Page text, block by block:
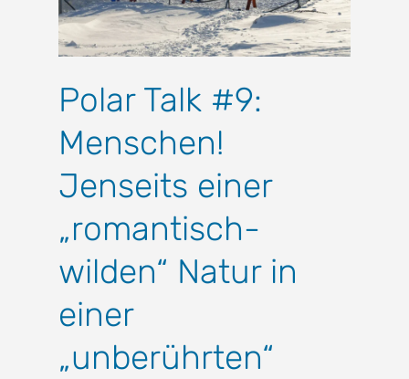
Polar Talk #9:
Menschen!
Jenseits einer
„romantisch-
wilden“ Natur in
einer
„unberührten“